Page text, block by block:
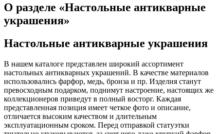
О разделе «Настольные антикварные
украшения»
Настольные антикварные украшения
В нашем каталоге представлен широкий ассортимент
настольных антикварных украшений. В качестве материалов
использовались фарфор, медь, бронза и пр. Изделия станут
превосходным подарком, поднимут настроение, настоящих же
коллекционеров приведут в полный восторг. Каждая
представленная позиция имеет четкое фото и описание,
отличается высоким качеством и длительным
эксплуатационным сроком. Перед отправкой статуэтки